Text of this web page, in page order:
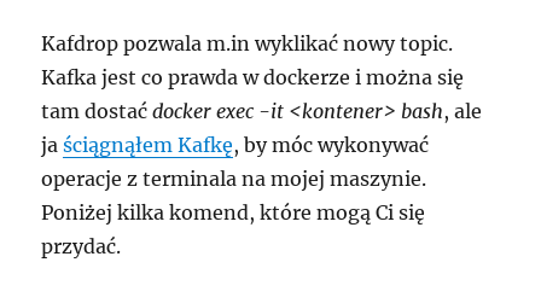
Kafdrop pozwala m.in wyklikać nowy topic.
Kafka jest co prawda w dockerze i można się
tam dostaćdocker exec -it <kontener> bash, ale
jaściągnąłem Kafkę, by móc wykonywać
operacje z terminala na mojej maszynie.
Poniżej kilka komend, które mogą Ci się
przydać.